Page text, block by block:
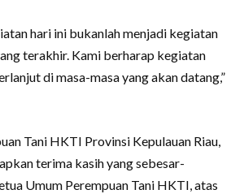
hari ini bukanlah menjadi kegiatan
terakhir. Kami berharap kegiatan
di masa-masa yang akan datang,”
Tani HKTI Provinsi Kepulauan Riau,
terima kasih yang sebesar-
Umum Perempuan Tani HKTI, atas